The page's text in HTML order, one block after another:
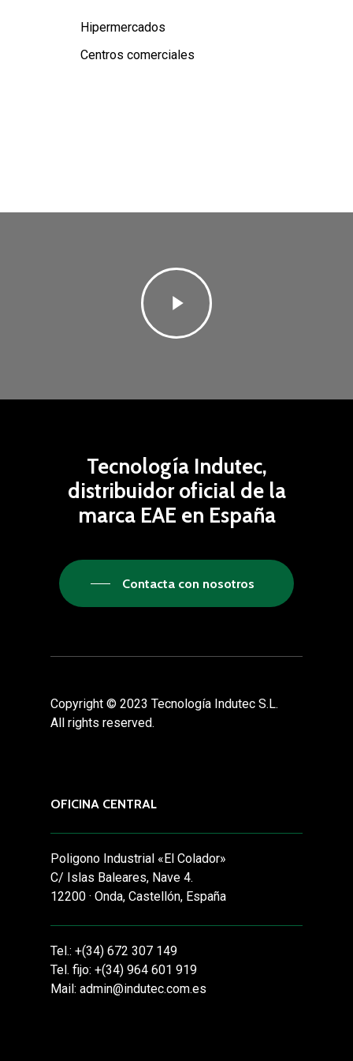
Hipermercados
Centros comerciales
Play
Video
Tecnología Indutec,
distribuidor oficial de la
marca EAE en España
Contacta con nosotros
Copyright © 2023 Tecnología Indutec S.L.
All rights reserved.
OFICINA CENTRAL
Poligono Industrial «El Colador»
C/ Islas Baleares, Nave 4.
12200 · Onda, Castellón, España
Tel.: +(34) 672 307 149
Tel. fijo: +(34) 964 601 919
Mail: admin@indutec.com.es